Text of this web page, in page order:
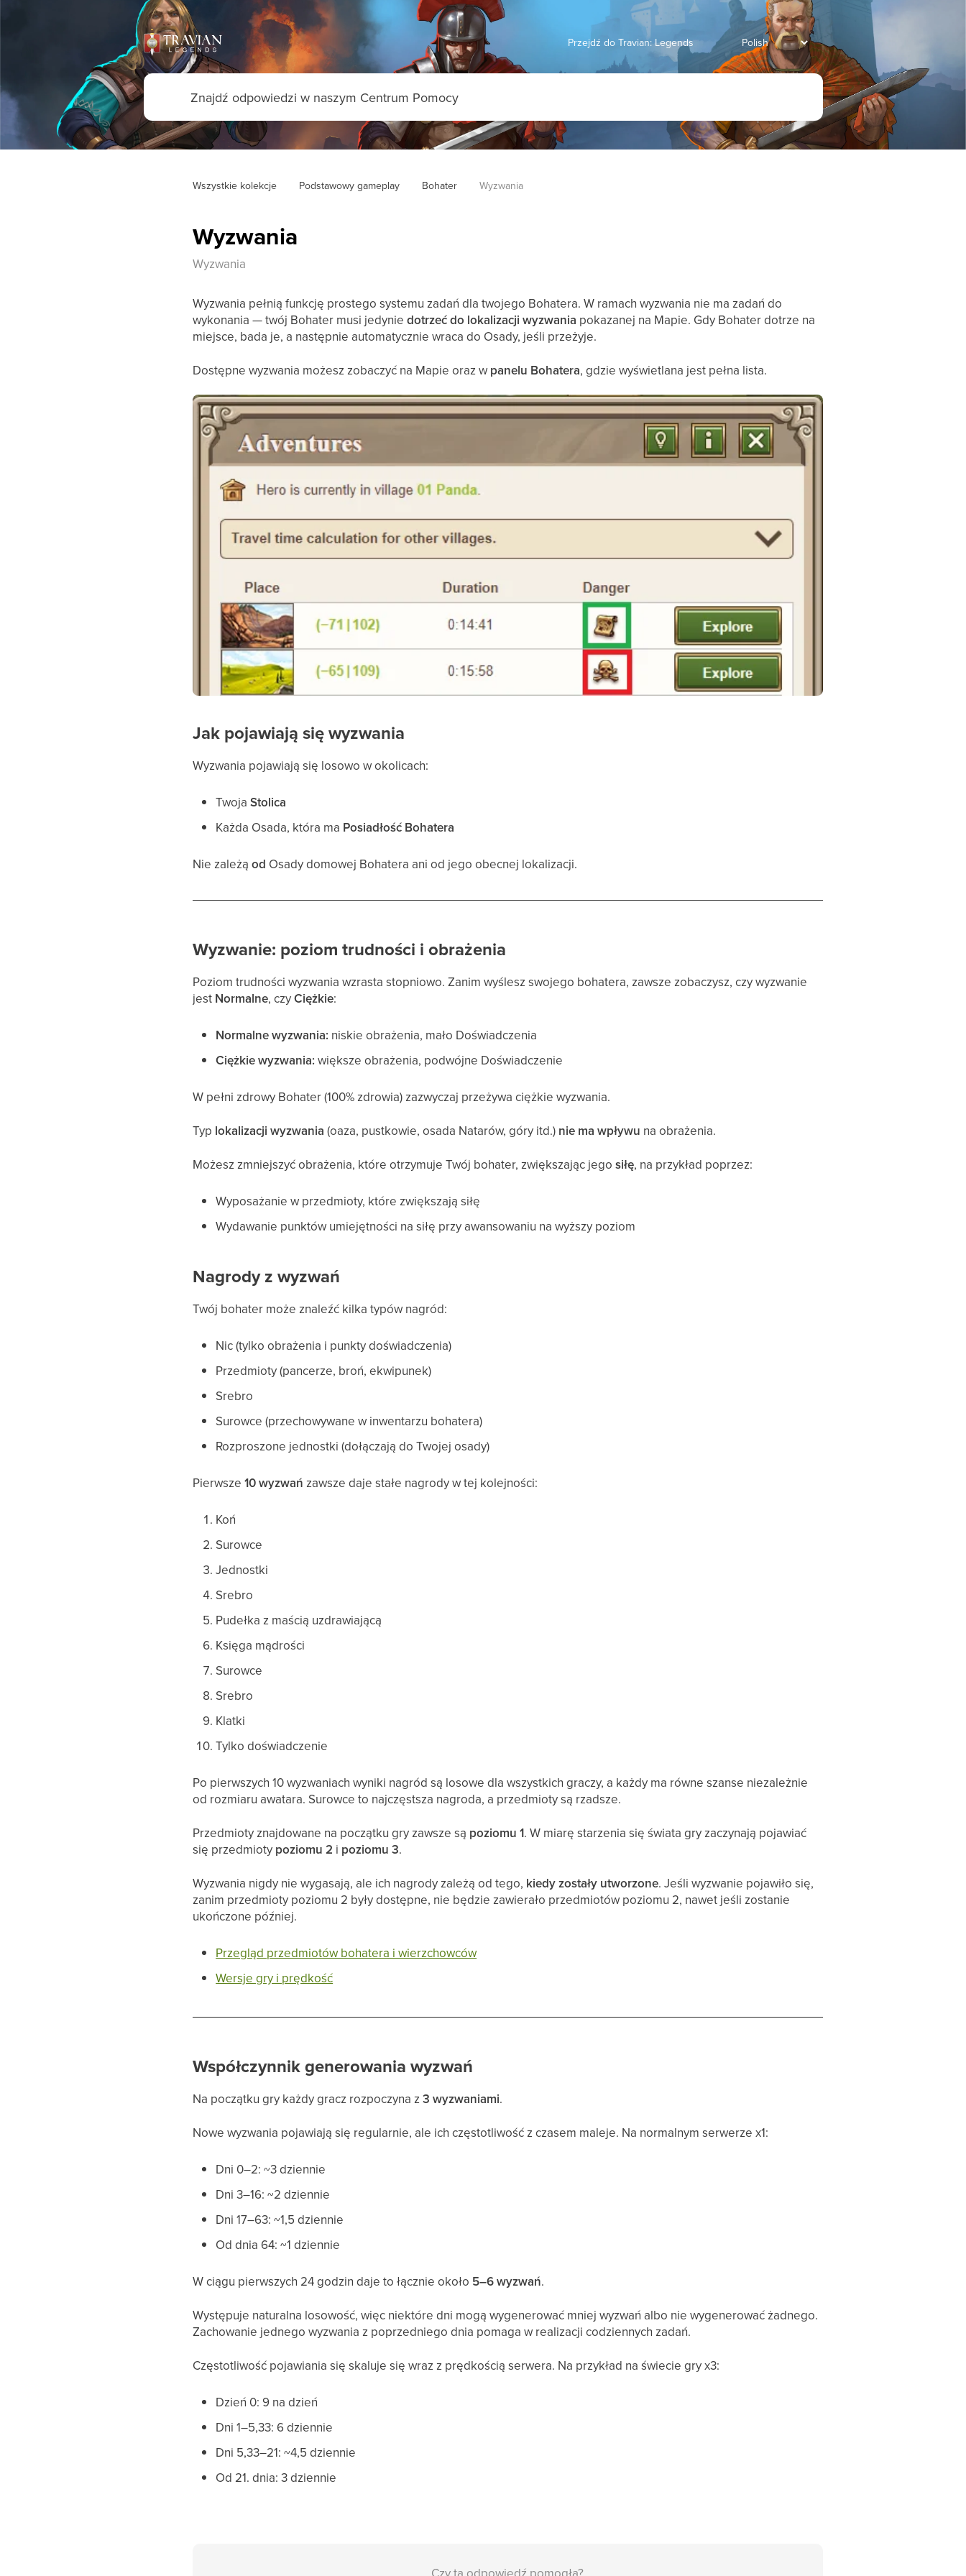
Przejdź do Travian: Legends
Wszystkie kolekcje Podstawowy gameplay Bohater Wyzwania
Wyzwania
Wyzwania
Wyzwania pełnią funkcję prostego systemu zadań dla twojego Bohatera. W ramach wyzwania nie ma zadań do
wykonania — twój Bohater musi jedyniedotrzeć do lokalizacji wyzwania pokazanej na Mapie. Gdy Bohater dotrze na
miejsce, bada je, a następnie automatycznie wraca do Osady, jeśli przeżyje.
Dostępne wyzwania możesz zobaczyć na Mapie oraz w panelu Bohatera, gdzie wyświetlana jest pełna lista.
Jak pojawiają się wyzwania
Wyzwania pojawiają się losowo w okolicach:
TwojaStolica
Każda Osada, która ma Posiadłość Bohatera
Nie zależąod Osady domowej Bohatera ani od jego obecnej lokalizacji.
Wyzwanie: poziom trudności i obrażenia
Poziom trudności wyzwania wzrasta stopniowo. Zanim wyślesz swojego bohatera, zawsze zobaczysz, czy wyzwanie
jest Normalne, czyCiężkie:
Normalne wyzwania: niskie obrażenia, mało Doświadczenia
Ciężkie wyzwania: większe obrażenia, podwójne Doświadczenie
W pełni zdrowy Bohater (100% zdrowia) zazwyczaj przeżywa ciężkie wyzwania.
Typ lokalizacji wyzwania (oaza, pustkowie, osada Natarów, góry itd.) nie ma wpływu na obrażenia.
Możesz zmniejszyć obrażenia, które otrzymuje Twój bohater, zwiększając jegosiłę, na przykład poprzez:
Wyposażanie w przedmioty, które zwiększają siłę
Wydawanie punktów umiejętności na siłę przy awansowaniu na wyższy poziom
Nagrody z wyzwań
Twój bohater może znaleźć kilka typów nagród:
Nic (tylko obrażenia i punkty doświadczenia)
Przedmioty (pancerze, broń, ekwipunek)
Srebro
Surowce (przechowywane w inwentarzu bohatera)
Rozproszone jednostki (dołączają do Twojej osady)
Pierwsze10 wyzwań zawsze daje stałe nagrody w tej kolejności:
Koń
Surowce
Jednostki
Srebro
Pudełka z maścią uzdrawiającą
Księga mądrości
Surowce
Srebro
Klatki
Tylko doświadczenie
Po pierwszych 10 wyzwaniach wyniki nagród są losowe dla wszystkich graczy, a każdy ma równe szanse niezależnie
od rozmiaru awatara. Surowce to najczęstsza nagroda, a przedmioty są rzadsze.
Przedmioty znajdowane na początku gry zawsze są poziomu 1. W miarę starzenia się świata gry zaczynają pojawiać
się przedmioty poziomu 2 i poziomu 3.
Wyzwania nigdy nie wygasają, ale ich nagrody zależą od tego, kiedy zostały utworzone. Jeśli wyzwanie pojawiło się,
zanim przedmioty poziomu 2 były dostępne, nie będzie zawierało przedmiotów poziomu 2, nawet jeśli zostanie
ukończone później.
Przegląd przedmiotów bohatera i wierzchowców
Wersje gry i prędkość
Współczynnik generowania wyzwań
Na początku gry każdy gracz rozpoczyna z3 wyzwaniami.
Nowe wyzwania pojawiają się regularnie, ale ich częstotliwość z czasem maleje. Na normalnym serwerze x1:
Dni 0–2: ~3 dziennie
Dni 3–16: ~2 dziennie
Dni 17–63: ~1,5 dziennie
Od dnia 64: ~1 dziennie
W ciągu pierwszych 24 godzin daje to łącznie około 5–6 wyzwań.
Występuje naturalna losowość, więc niektóre dni mogą wygenerować mniej wyzwań albo nie wygenerować żadnego.
Zachowanie jednego wyzwania z poprzedniego dnia pomaga w realizacji codziennych zadań.
Częstotliwość pojawiania się skaluje się wraz z prędkością serwera. Na przykład na świecie gry x3:
Dzień 0: 9 na dzień
Dni 1–5,33: 6 dziennie
Dni 5,33–21: ~4,5 dziennie
Od 21. dnia: 3 dziennie